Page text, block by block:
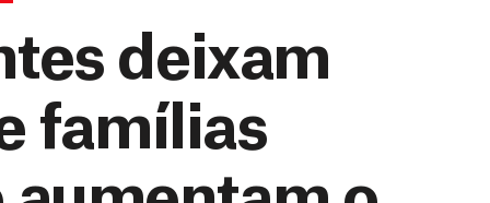
deixam
famílias